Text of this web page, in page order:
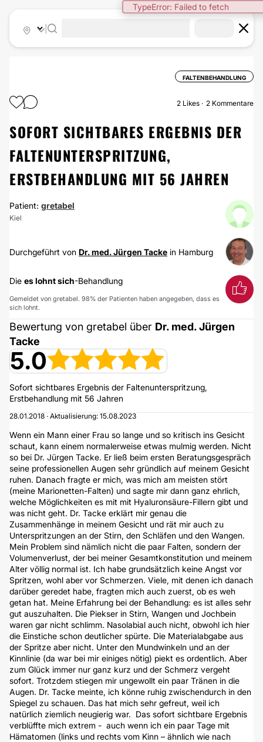
TypeError: Failed to fetch
FALTENBEHANDLUNG
2 Likes 2 Kommentare
SOFORT SICHTBARES ERGEBNIS DER
FALTENUNTERSPRITZUNG,
ERSTBEHANDLUNG MIT 56 JAHREN
Patient: gretabel
Kiel
Durchgeführt von Dr. med. Jürgen Tacke in Hamburg
Die es lohnt sich-Behandlung
Gemeldet von gretabel. 98% der Patienten haben angegeben, dass es
sich lohnt.
Bewertung von gretabel über Dr. med. Jürgen
Tacke
5.0
Sofort sichtbares Ergebnis der Faltenunterspritzung,
Erstbehandlung mit 56 Jahren
28.01.2018 · Aktualisierung: 15.08.2023
Wenn ein Mann einer Frau so lange und so kritisch ins Gesicht
schaut, kann einem normalerweise etwas mulmig werden. Nicht
so bei Dr. Jürgen Tacke. Er ließ beim ersten Beratungsgespräch
seine professionellen Augen sehr gründlich auf meinem Gesicht
ruhen. Danach fragte er mich, was mich am meisten stört
(meine Marionetten-Falten) und sagte mir dann ganz ehrlich,
welche Möglichkeiten es mit mit Hyaluronsäure-Fillern gibt und
was nicht geht. Dr. Tacke erklärt mir genau die
Zusammenhänge in meinem Gesicht und rät mir auch zu
Unterspritzungen an der Stirn, den Schläfen und den Wangen.
Mein Problem sind nämlich nicht die paar Falten, sondern der
Volumenverlust, der bei meiner Gesamtkonstitution und meinem
Alter völlig normal ist. Ich habe grundsätzlich keine Angst vor
Spritzen, wohl aber vor Schmerzen. Viele, mit denen ich danach
darüber geredet habe, fragten mich auch zuerst, ob es weh
getan hat. Meine Erfahrung bei der Behandlung: es ist alles sehr
gut auszuhalten. Die Piekser in Stirn, Wangen und Jochbein
waren gar nicht schlimm. Nasolabial auch nicht, obwohl ich hier
die Einstiche schon deutlicher spürte. Die Materialabgabe aus
der Spritze aber nicht. Unter den Mundwinkeln und an der
Kinnlinie (da war bei mir einiges nötig) piekt es ordentlich. Aber
zum Glück immer nur ganz kurz und der Schmerz vergeht
sofort. Trotzdem stiegen mir ungewollt ein paar Tränen in die
Augen. Dr. Tacke meinte, ich könne ruhig zwischendurch in den
Spiegel zu schauen. Das hat mich sehr gefreut, weil ich
natürlich ziemlich neugierig war. Das sofort sichtbare Ergebnis
verblüffte mich extrem - auch wenn ich ein paar Tage mit
Hämatomen (links und rechts vom Kinn – ähnlich wie nach